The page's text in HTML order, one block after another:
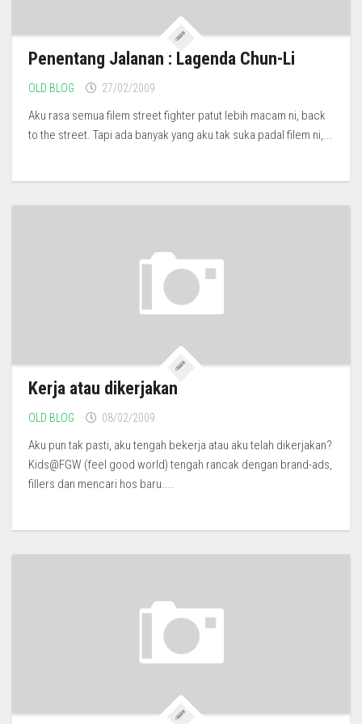
Penentang Jalanan : Lagenda Chun-Li
OLD BLOG 27/02/2009
Aku rasa semua filem street fighter patut lebih macam ni, back
to the street. Tapi ada banyak yang aku tak suka padal filem ni,...
Kerja atau dikerjakan
OLD BLOG 08/02/2009
Aku pun tak pasti, aku tengah bekerja atau aku telah dikerjakan?
Kids@FGW (feel good world) tengah rancak dengan brand-ads,
fillers dan mencari hos baru....